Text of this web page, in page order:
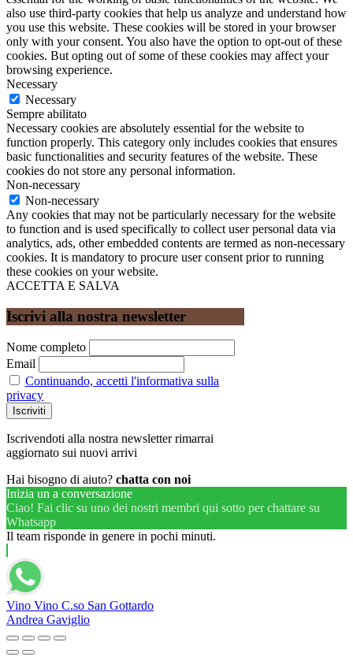
also use third-party cookies that help us analyze and understand how
you use this website. These cookies will be stored in your browser
only with your consent. You also have the option to opt-out of these
cookies. But opting out of some of these cookies may affect your
browsing experience.
Necessary
Necessary
Sempre abilitato
Necessary cookies are absolutely essential for the website to
function properly. This category only includes cookies that ensures
basic functionalities and security features of the website. These
cookies do not store any personal information.
Non-necessary
Non-necessary
Any cookies that may not be particularly necessary for the website
to function and is used specifically to collect user personal data via
analytics, ads, other embedded contents are termed as non-necessary
cookies. It is mandatory to procure user consent prior to running
these cookies on your website.
ACCETTA E SALVA
Iscrivi alla nostra newsletter
Nome completo
Email
Continuando, accetti l'informativa sulla
privacy
Iscrivendoti alla nostra newsletter rimarrai
aggiornato sui nuovi arrivi
Hai bisogno di aiuto? chatta con noi
Inizia un a conversazione
Ciao! Fai clic su uno dei nostri membri qui sotto per chattare su
Whatsapp
Il team risponde in genere in pochi minuti.
Vino Vino C.so San Gottardo
Andrea Gaviglio